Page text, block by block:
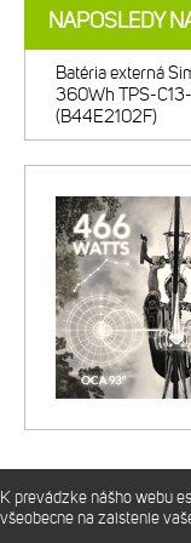
NAPOSLEDY
Batéria externá
360Wh TPS-
(B44E2102F)
PrevádzkujeMerida
K prevádzke nášho webu
všeobecne na zaistenie